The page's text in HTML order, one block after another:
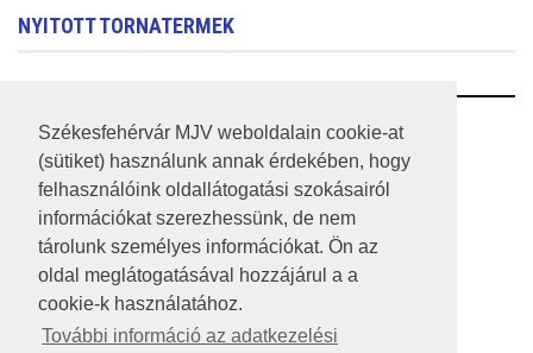
Székesfehérvár MJV weboldalain cookie-at
(sütiket) használunk annak érdekében, hogy
felhasználóink oldallátogatási szokásairól
információkat szerezhessünk, de nem
tárolunk személyes információkat. Ön az
oldal meglátogatásával hozzájárul a a
cookie-k használatához.
További információ az adatkezelési
NYITOTT TORNATERMEK
RSS
A HONLAP 2017.03.31-I ÁLLAPOTA
JOGI NYILATKOZAT
IMPRESSZUM